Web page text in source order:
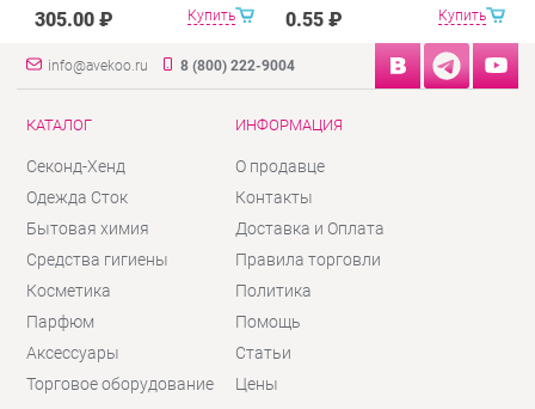
Купить
305.00 ₽ Купить
0.55 ₽
info@avekoo.ru 8 (800) 222-9004
КАТАЛОГ
Секонд-Хенд
Одежда Сток
Бытовая химия
Средства гигиены
Косметика
Парфюм
Аксессуары
Торговое оборудование
ИНФОРМАЦИЯ
О продавце
Контакты
Доставка и Оплата
Правила торговли
Политика
Помощь
Статьи
Цены